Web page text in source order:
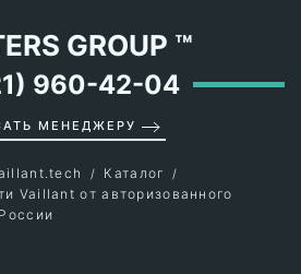
GROUP ™
960-42-04
МЕНЕДЖЕРУ
Каталог
Vaillant от авторизованного